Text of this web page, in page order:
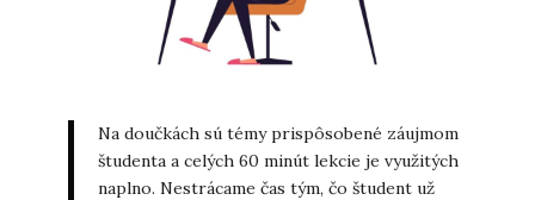
Na doučkách sú témy prispôsobené záujmom
študenta a celých 60 minút lekcie je využitých
naplno. Nestrácame čas tým, čo študent už